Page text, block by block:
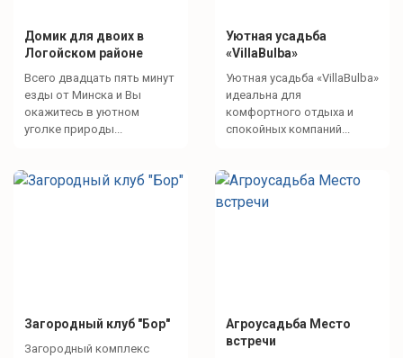
Домик для двоих в
Логойском районе
Всего двадцать пять минут
езды от Минска и Вы
окажитесь в уютном
уголке природы...
Уютная усадьба
«VillaBulba»
Уютная усадьба «VillaBulba»
идеальна для
комфортного отдыха и
спокойных компаний...
Загородный клуб "Бор"
Загородный комплекс
Агроусадьба Место
встречи